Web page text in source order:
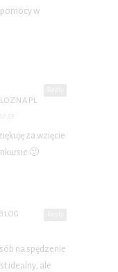
w
za wzięcie
🙂
na spędzenie
idealny, ale